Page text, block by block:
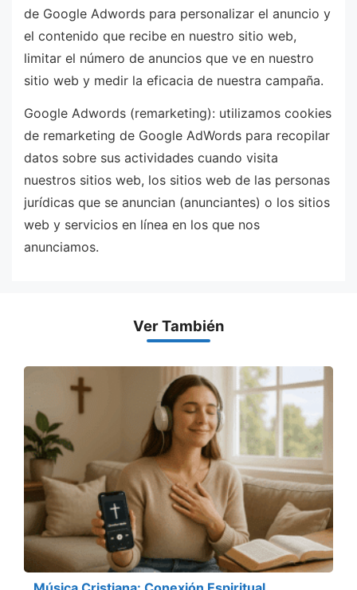
de Google Adwords para personalizar el anuncio y
el contenido que recibe en nuestro sitio web,
limitar el número de anuncios que ve en nuestro
sitio web y medir la eficacia de nuestra campaña.
Google Adwords (remarketing): utilizamos cookies
de remarketing de Google AdWords para recopilar
datos sobre sus actividades cuando visita
nuestros sitios web, los sitios web de las personas
jurídicas que se anuncian (anunciantes) o los sitios
web y servicios en línea en los que nos
anunciamos.
Ver También